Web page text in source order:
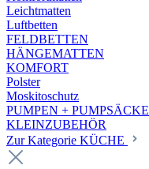
Leichtmatten
Luftbetten
FELDBETTEN
HÄNGEMATTEN
KOMFORT
Polster
Moskitoschutz
PUMPEN + PUMPSÄCKE
KLEINZUBEHÖR
Zur Kategorie KÜCHE